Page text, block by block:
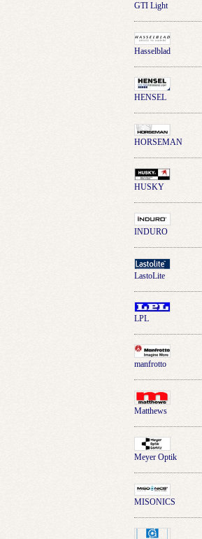
GTI Light
Hasselblad
HENSEL
HORSEMAN
HUSKY
INDURO
LastoLite
LPL
manfrotto
Matthews
Meyer Optik
MISONICS